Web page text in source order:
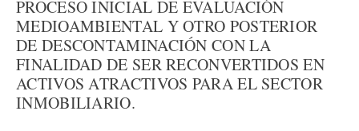
PROCESO INICIAL DE EVALUACIÓN
MEDIOAMBIENTAL Y OTRO POSTERIOR
DE DESCONTAMINACIÓN CON LA
FINALIDAD DE SER RECONVERTIDOS EN
ACTIVOS ATRACTIVOS PARA EL SECTOR
INMOBILIARIO.